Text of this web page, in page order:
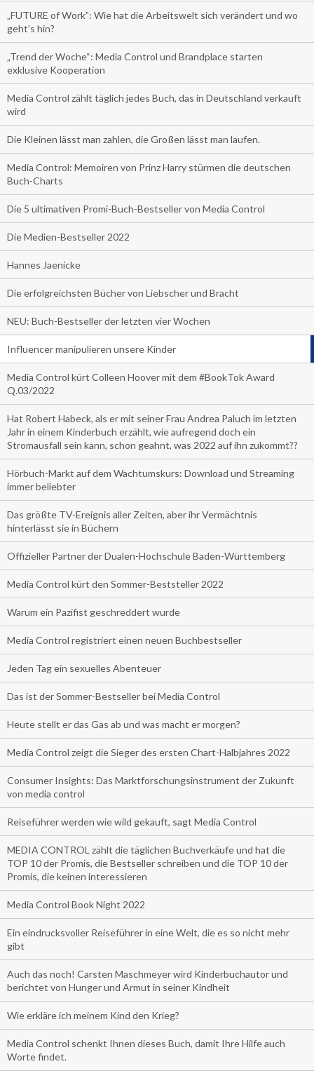
„FUTURE of Work”: Wie hat die Arbeitswelt sich verändert und wo
geht’s hin?
„Trend der Woche“: Media Control und Brandplace starten
exklusive Kooperation
Media Control zählt täglich jedes Buch, das in Deutschland verkauft
wird
Die Kleinen lässt man zahlen, die Großen lässt man laufen.
Media Control: Memoiren von Prinz Harry stürmen die deutschen
Buch-Charts
Die 5 ultimativen Promi-Buch-Bestseller von Media Control
Die Medien-Bestseller 2022
Hannes Jaenicke
Die erfolgreichsten Bücher von Liebscher und Bracht
NEU: Buch-Bestseller der letzten vier Wochen
Influencer manipulieren unsere Kinder
Media Control kürt Colleen Hoover mit dem #BookTok Award
Q.03/2022
Hat Robert Habeck, als er mit seiner Frau Andrea Paluch im letzten
Jahr in einem Kinderbuch erzählt, wie aufregend doch ein
Stromausfall sein kann, schon geahnt, was 2022 auf ihn zukommt??
Hörbuch-Markt auf dem Wachtumskurs: Download und Streaming
immer beliebter
Das größte TV-Ereignis aller Zeiten, aber ihr Vermächtnis
hinterlässt sie in Büchern
Offizieller Partner der Dualen-Hochschule Baden-Württemberg
Media Control kürt den Sommer-Beststeller 2022
Warum ein Pazifist geschreddert wurde
Media Control registriert einen neuen Buchbestseller
Jeden Tag ein sexuelles Abenteuer
Das ist der Sommer-Bestseller bei Media Control
Heute stellt er das Gas ab und was macht er morgen?
Media Control zeigt die Sieger des ersten Chart-Halbjahres 2022
Consumer Insights: Das Marktforschungsinstrument der Zukunft
von media control
Reiseführer werden wie wild gekauft, sagt Media Control
MEDIA CONTROL zählt die täglichen Buchverkäufe und hat die
TOP 10 der Promis, die Bestseller schreiben und die TOP 10 der
Promis, die keinen interessieren
Media Control Book Night 2022
Ein eindrucksvoller Reiseführer in eine Welt, die es so nicht mehr
gibt
Auch das noch! Carsten Maschmeyer wird Kinderbuchautor und
berichtet von Hunger und Armut in seiner Kindheit
Wie erkläre ich meinem Kind den Krieg?
Media Control schenkt Ihnen dieses Buch, damit Ihre Hilfe auch
Worte findet.